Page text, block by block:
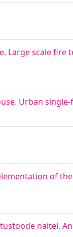
Large scale fire
Urban
of
näitel.